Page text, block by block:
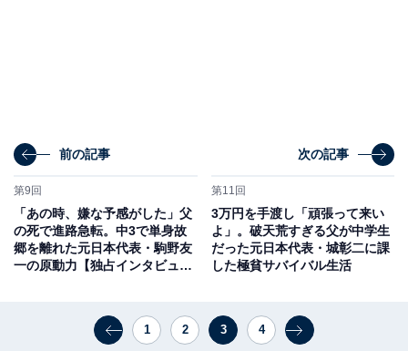
前の記事
第9回
「あの時、嫌な予感がした」父
の死で進路急転。中3で単身故
郷を離れた元日本代表・駒野友
一の原動力【独占インタビュ
次の記事
第11回
3万円を手渡し「頑張って来い
よ」。破天荒すぎる父が中学生
だった元日本代表・城彰二に課
した極貧サバイバル生活
1 2 3 4